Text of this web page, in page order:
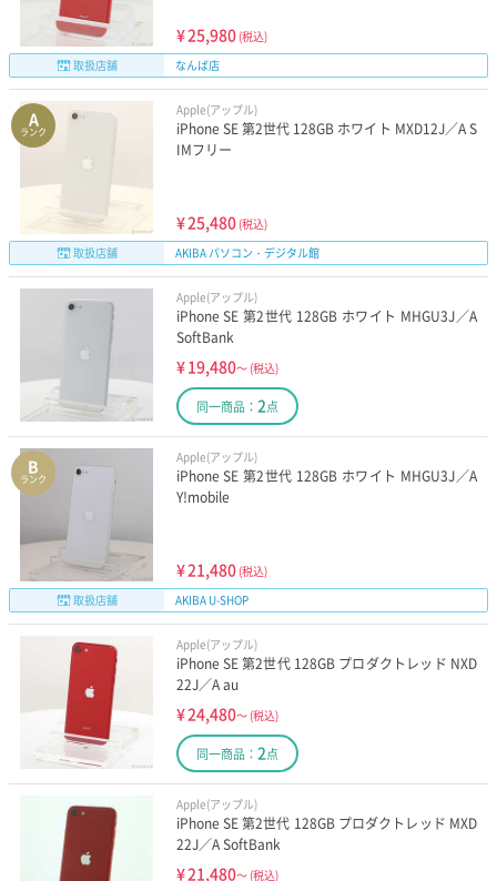
¥25,980 (税込)
取扱店舗
なんば店
A
ランク
Apple(アップル)
iPhone SE 第2世代 128GB ホワイト MXD12J／A S
IMフリー
¥25,480 (税込)
取扱店舗
AKIBA パソコン・デジタル館
Apple(アップル)
iPhone SE 第2世代 128GB ホワイト MHGU3J／A
SoftBank
¥19,480～ (税込)
同一商品： 2点
B
ランク
Apple(アップル)
iPhone SE 第2世代 128GB ホワイト MHGU3J／A
Y!mobile
¥21,480 (税込)
取扱店舗
AKIBA U-SHOP
Apple(アップル)
iPhone SE 第2世代 128GB プロダクトレッド NXD
22J／A au
¥24,480～ (税込)
同一商品： 2点
Apple(アップル)
iPhone SE 第2世代 128GB プロダクトレッド MXD
22J／A SoftBank
¥21,480～ (税込)